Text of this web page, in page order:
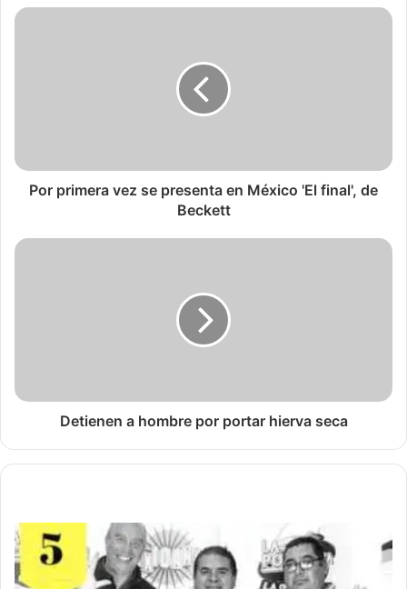
Por primera vez se presenta en México 'El final', de
Beckett
Detienen a hombre por portar hierva seca